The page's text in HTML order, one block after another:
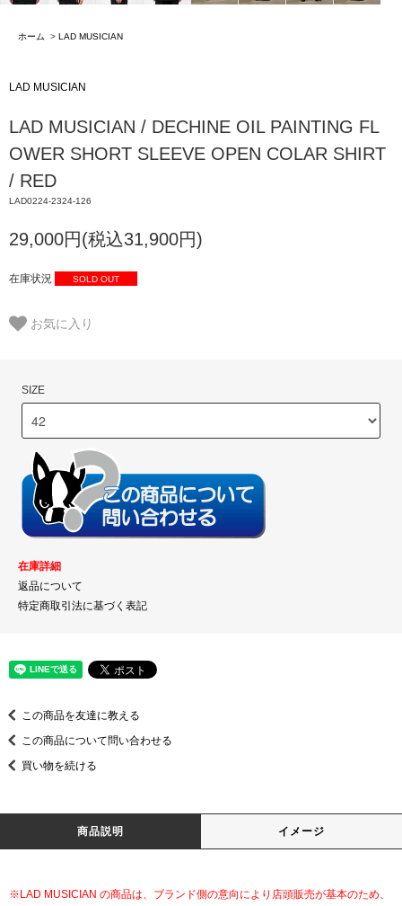
ホーム > LAD MUSICIAN
LAD MUSICIAN
LAD MUSICIAN / DECHINE OIL PAINTING FL
OWER SHORT SLEEVE OPEN COLAR SHIRT
/ RED
LAD0224-2324-126
29,000円(税込31,900円)
在庫状況 SOLD OUT
お気に入り
SIZE
在庫詳細
返品について
特定商取引法に基づく表記
この商品を友達に教える
この商品について問い合わせる
買い物を続ける
商品説明 イメージ
※LAD MUSICIAN の商品は、ブランド側の意向により店頭販売が基本のため、